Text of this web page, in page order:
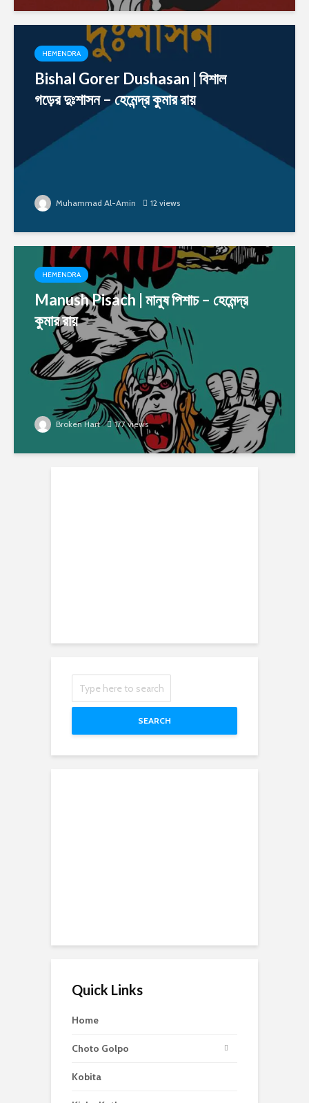
HEMENDRA
Bishal Gorer Dushasan | বিশাল
গড়ের দুঃশাসন – হেমেন্দ্র কুমার রায়
Muhammad Al-Amin 12 views
HEMENDRA
Manush Pisach | মানুষ পিশাচ – হেমেন্দ্র
কুমার রায়
Broken Hart 177 views
SEARCH
Quick Links
Home
Choto Golpo
Kobita